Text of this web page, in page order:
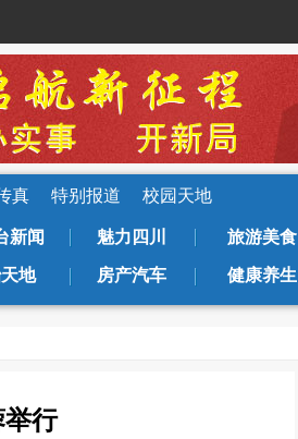
真 特别报道 校园天地
新闻 魅力四川 旅游美食
地 房产汽车 健康养生
行